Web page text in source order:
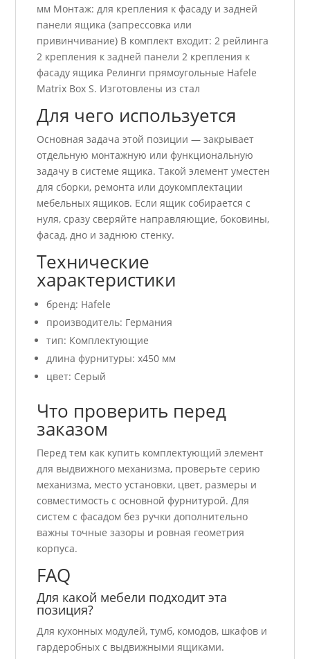
мм Монтаж: для крепления к фасаду и задней
панели ящика (запрессовка или
привинчивание) В комплект входит: 2 рейлинга
2 крепления к задней панели 2 крепления к
фасаду ящика Релинги прямоугольные Hafele
Matrix Box S. Изготовлены из стал
Для чего используется
Основная задача этой позиции — закрывает
отдельную монтажную или функциональную
задачу в системе ящика. Такой элемент уместен
для сборки, ремонта или доукомплектации
мебельных ящиков. Если ящик собирается с
нуля, сразу сверяйте направляющие, боковины,
фасад, дно и заднюю стенку.
Технические
характеристики
бренд: Hafele
производитель: Германия
тип: Комплектующие
длина фурнитуры: x450 мм
цвет: Серый
Что проверить перед
заказом
Перед тем как купить комплектующий элемент
для выдвижного механизма, проверьте серию
механизма, место установки, цвет, размеры и
совместимость с основной фурнитурой. Для
систем с фасадом без ручки дополнительно
важны точные зазоры и ровная геометрия
корпуса.
FAQ
Для какой мебели подходит эта
позиция?
Для кухонных модулей, тумб, комодов, шкафов и
гардеробных с выдвижными ящиками.